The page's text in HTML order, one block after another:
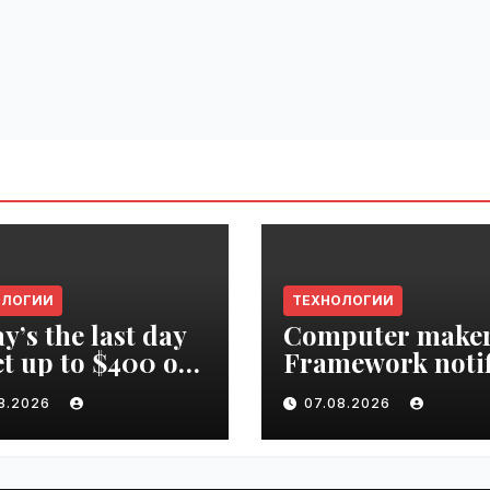
the last day
up to $400 off
2026 ticket |
ТЕХНОЛОГИИ
Computer
Framework
‘all customers’ of
data breach |
VseTime.ru
07.08.2026